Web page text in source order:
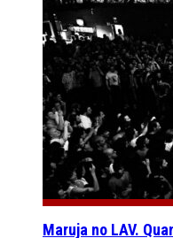
Maruja no LAV.